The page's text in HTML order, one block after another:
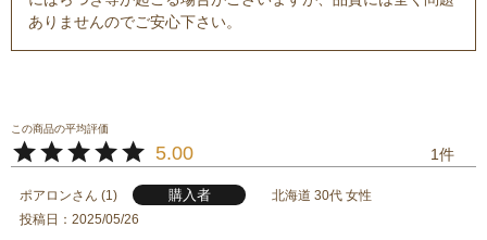
ありませんのでご安心下さい。
5.00 1
ポアロン 1 購入者 北海道 30代 女性
投稿日
2025/05/26